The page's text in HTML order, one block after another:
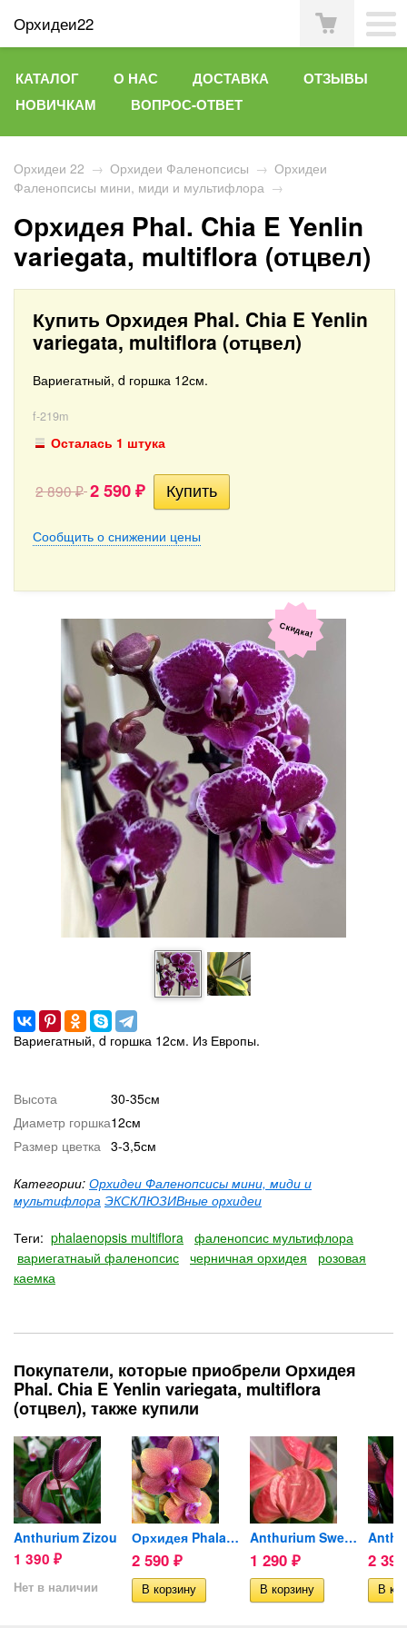
Орхидеи22
КАТАЛОГ О НАС ДОСТАВКА
ОТЗЫВЫ
НОВИЧКАМ
ВОПРОС-ОТВЕТ
Орхидеи 22 → Орхидеи Фаленопсисы → Орхидеи
Фаленопсисы мини, миди и мультифлора →
Орхидея Phal. Chia E Yenlin
variegata, multiflora (отцвел)
Купить Орхидея Phal. Chia E Yenlin
variegata, multiflora (отцвел)
Вариегатный, d горшка 12см.
f-219m
Осталась 1 штука
2 890₽ 2 590 ₽
Сообщить о снижении цены
Скидка!
Вариегатный, d горшка 12см. Из Европы.
Высота
30-35см
Диаметр горшка12см
Размер цветка 3-3,5см
Категории: Орхидеи Фаленопсисы мини, миди и
мультифлора ЭКСКЛЮЗИВные орхидеи
Теги: phalaenopsis multiflora фаленопсис мультифлора
вариегатнаый фаленопсис черничная орхидея
розовая
каемка
Покупатели, которые приобрели Орхидея
Phal. Chia E Yenlin variegata, multiflora
(отцвел), также купили
Anthurium Zizou
1 390 ₽
Нет в наличии
Орхидея Phalaenopsis Bronze...
2 590 ₽
Anthurium Sweet Dream (отцвел)
1 290 ₽ 2